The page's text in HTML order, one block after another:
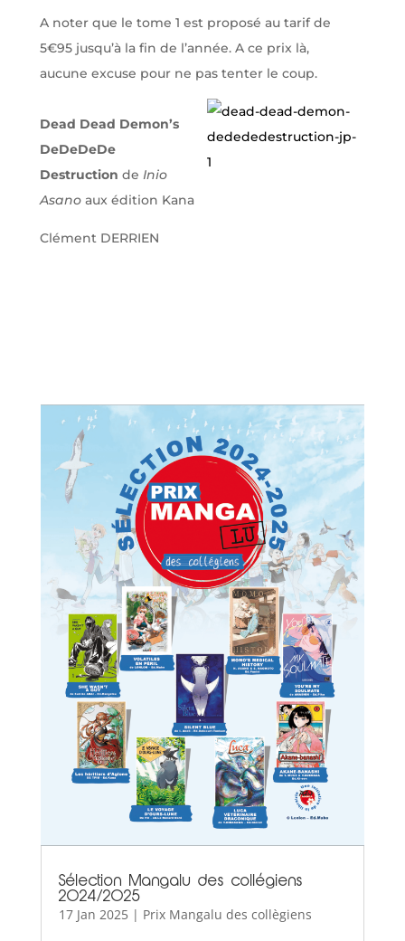
A noter que le tome 1 est proposé au tarif de
5€95 jusqu’à la fin de l’année. A ce prix là,
aucune excuse pour ne pas tenter le coup.
Dead Dead Demon’s
DeDeDeDe
Destruction de Inio
Asano aux édition Kana
Clément DERRIEN
Sélection Mangalu des collégiens
2024/2025
17 Jan 2025| Prix Mangalu des collègiens